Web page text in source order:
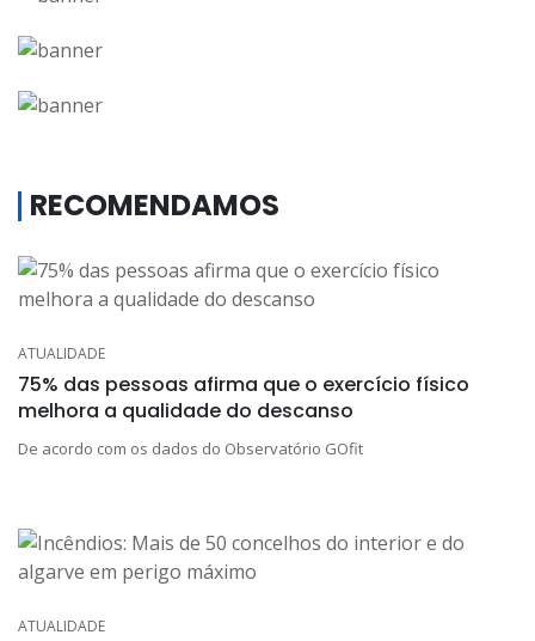
RECOMENDAMOS
ATUALIDADE
75% das pessoas afirma que o exercício físico
melhora a qualidade do descanso
De acordo com os dados do Observatório GOfit
ATUALIDADE